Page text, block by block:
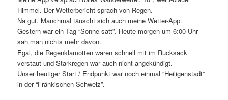
Himmel. Der Wetterbericht sprach von Regen.
Na gut. Manchmal täuscht sich auch meine Wetter-App.
Gestern war ein Tag “Sonne satt”. Heute morgen um 6:00 Uhr
sah man nichts mehr davon.
Egal, die Regenklamotten waren schnell mit im Rucksack
verstaut und Starkregen war auch nicht angekündigt.
Unser heutiger Start / Endpunkt war noch einmal “Heiligenstadt”
in der “Fränkischen Schweiz”.